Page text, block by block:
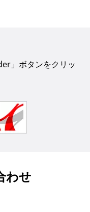
」ボタンをクリッ
わせ